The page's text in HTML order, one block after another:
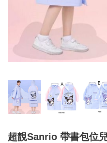
超靚Sanrio 帶書包位